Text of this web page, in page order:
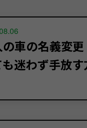
車の名義変
も迷わず手放